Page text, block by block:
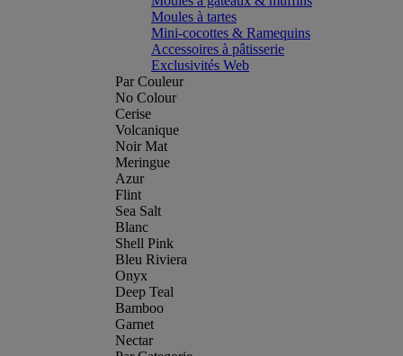
Moules à tartes
Mini-cocottes & Ramequins
Accessoires à pâtisserie
Exclusivités Web
Par Couleur
No Colour
Cerise
Volcanique
Noir Mat
Meringue
Azur
Flint
Sea Salt
Blanc
Shell Pink
Bleu Riviera
Onyx
Deep Teal
Bamboo
Garnet
Nectar